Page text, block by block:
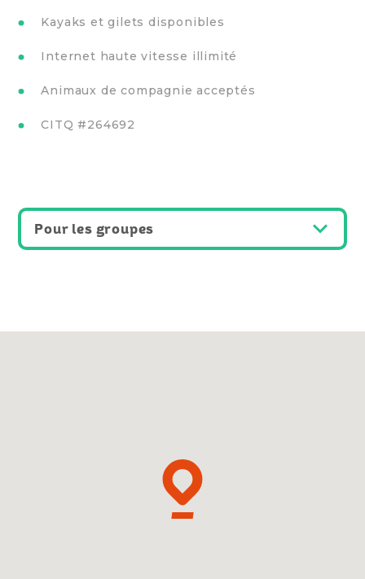
Kayaks et gilets disponibles
Internet haute vitesse illimité
Animaux de compagnie acceptés
CITQ #264692
Pour les groupes